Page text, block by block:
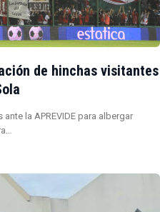
de hinchas visitantes
la APREVIDE para albergar